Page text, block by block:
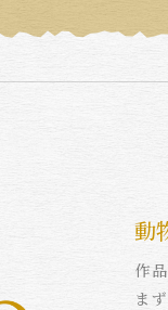
動
作
ま